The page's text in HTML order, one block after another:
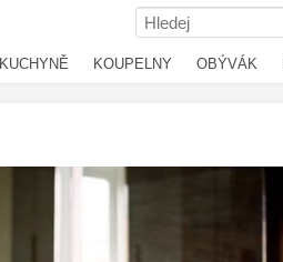
KUCHYNĚ KOUPELNY OBÝVÁK